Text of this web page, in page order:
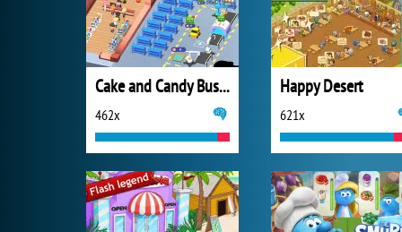
Cake and Candy Business Tycoon
462x
Happy Desert
621x